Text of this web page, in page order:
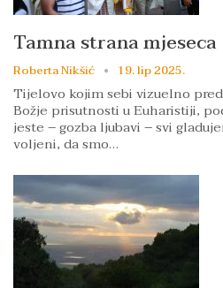
Tamna strana mjeseca
Roberta Nikšić 19. lip 2025.
Tijelovo kojim sebi vizuelno
Božje prisutnosti u Euharistiji,
jeste – gozba ljubavi – svi
voljeni, da smo…